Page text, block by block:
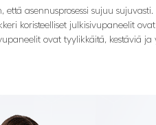
että asennusprosessi sujuu
koristeelliset julkisivupaneelit
ovat tyylikkäitä, kestäviä